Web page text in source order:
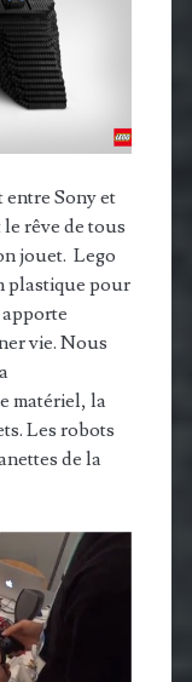
entre Sony et
rêve de tous
jouet. Lego
plastique pour
vie. Nous
matériel, la
Les robots
de la